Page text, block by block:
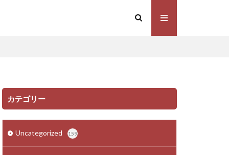
カテゴリー
Uncategorized 159